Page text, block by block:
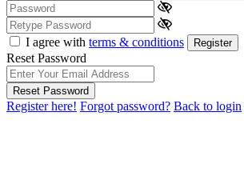
I agree with terms & conditions Register
Reset Password
Reset Password
Register here! Forgot password? Back to login